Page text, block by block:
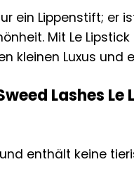
ein Lippenstift; er
Mit Le
kleinen Luxus und
Lashes Le
enthält keine